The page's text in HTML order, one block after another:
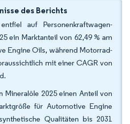
des Berichts
auf Personenkraftwagen-
ein Marktanteil von 62,49 % am
Engine Oils, während Motorrad-
mit einer CAGR von
Mineralöle 2025 einen Anteil von
für Automotive Engine
Qualitäten bis 2031